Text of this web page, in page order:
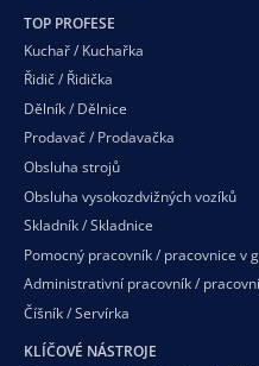
TOP PROFESE
Kuchař / Kuchařka
Řidič / Řidička
Dělník / Dělnice
Prodavač / Prodavačka
Obsluha strojů
Obsluha vysokozdvižných vozíků
Skladník / Skladnice
Pomocný pracovník / pracovnice v
Administrativní pracovník /
Číšník / Servírka
KLÍČOVÉ NÁSTROJE